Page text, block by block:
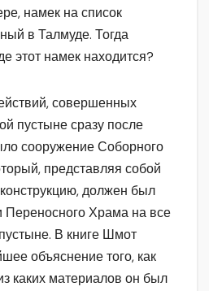
намек на список
в Талмуде. Тогда
этот намек находится?
совершенных
пустыне сразу после
сооружение Соборного
представляя собой
должен был
Переносного Храма на все
В книге Шмот
объяснение того, как
каких материалов он был